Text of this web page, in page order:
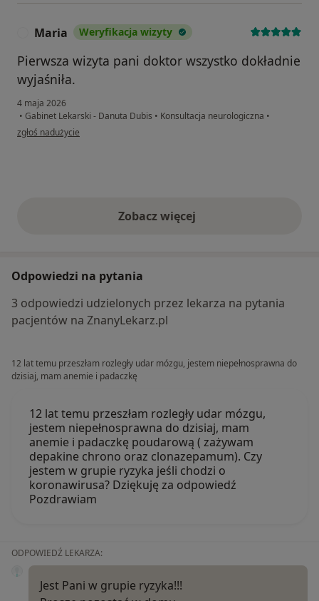
Maria Weryfikacja wizyty
Pierwsza wizyta pani doktor wszystko dokładnie
wyjaśniła.
4 maja 2026
• Gabinet Lekarski - Danuta Dubis • Konsultacja neurologiczna •
w opinii użytkownika Maria
zgłoś nadużycie
Zobacz więcejopinie powyżej
Odpowiedzi na pytania
3 odpowiedzi udzielonych przez lekarza na pytania
pacjentów na ZnanyLekarz.pl
12 lat temu przeszłam rozległy udar mózgu, jestem niepełnosprawna do
dzisiaj, mam anemie i padaczkę
12 lat temu przeszłam rozległy udar mózgu,
jestem niepełnosprawna do dzisiaj, mam
anemie i padaczkę poudarową ( zażywam
depakine chrono oraz clonazepamum). Czy
jestem w grupie ryzyka jeśli chodzi o
koronawirusa? Dziękuję za odpowiedź
Pozdrawiam
ODPOWIEDŹ LEKARZA:
Jest Pani w grupie ryzyka!!!